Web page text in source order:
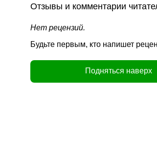
Отзывы и комментарии
Нет рецензий.
Будьте первым, кто напишет
Подняться наверх